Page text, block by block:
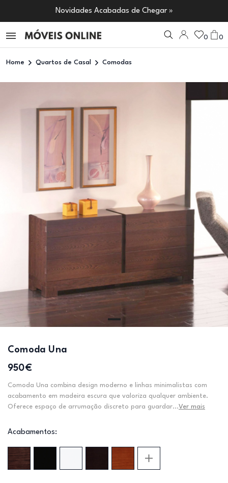
Novidades Acabadas de Chegar »
0 0
Home Quartos de Casal Comodas
Comoda Una
950€
Comoda Una combina design moderno e linhas minimalistas com
acabamento em madeira escura que valoriza qualquer ambiente.
Oferece espaço de arrumação discreto para guardar...Ver mais
Acabamentos: